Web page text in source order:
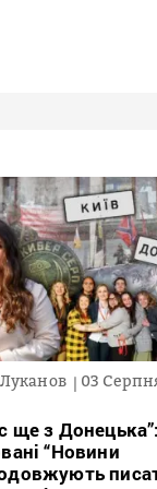
03
ще з
“Новини